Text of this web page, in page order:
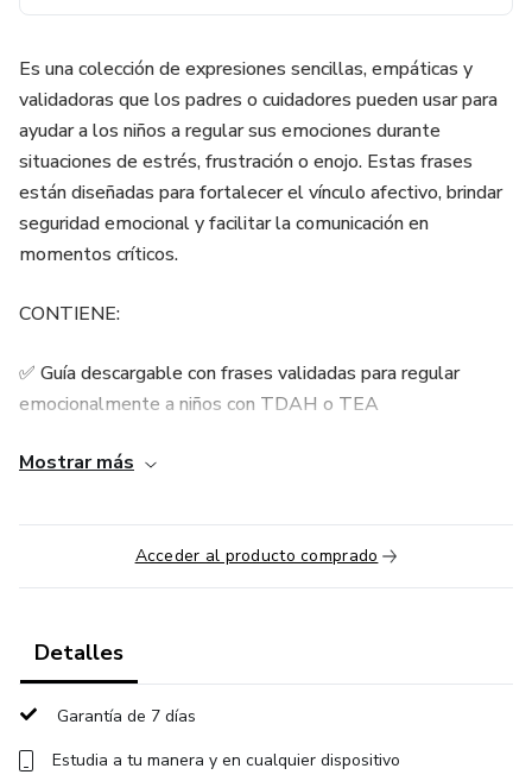
Es una colección de expresiones sencillas, empáticas y
validadoras que los padres o cuidadores pueden usar para
ayudar a los niños a regular sus emociones durante
situaciones de estrés, frustración o enojo. Estas frases
están diseñadas para fortalecer el vínculo afectivo, brindar
seguridad emocional y facilitar la comunicación en
momentos críticos.
CONTIENE:
✅ Guía descargable con frases validadas para regular
emocionalmente a niños con TDAH o TEA
✅ Evita frases que aumentan la frustración (con ejemplos
🎯 Beneficio: ayuda a calmar sin gritar ni castigar.
Mostrar más
Acceder al producto comprado
Detalles
Garantía de 7 días
Estudia a tu manera y en cualquier dispositivo